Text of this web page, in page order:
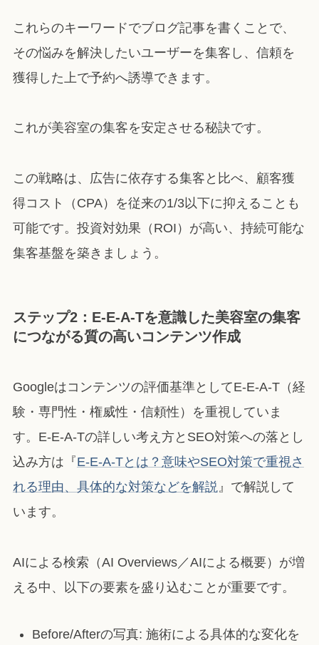
これらのキーワードでブログ記事を書くことで、
その悩みを解決したいユーザーを集客し、信頼を
獲得した上で予約へ誘導できます。
これが美容室の集客を安定させる秘訣です。
この戦略は、広告に依存する集客と比べ、顧客獲
得コスト（CPA）を従来の1/3以下に抑えることも
可能です。投資対効果（ROI）が高い、持続可能な
集客基盤を築きましょう。
ステップ2：E-E-A-Tを意識した美容室の集客
につながる質の高いコンテンツ作成
Googleはコンテンツの評価基準としてE-E-A-T（経
験・専門性・権威性・信頼性）を重視していま
す。E-E-A-Tの詳しい考え方とSEO対策への落とし
込み方は『E-E-A-Tとは？意味やSEO対策で重視さ
れる理由、具体的な対策などを解説 』で解説して
います。
AIによる検索（AI Overviews／AIによる概要）が増
える中、以下の要素を盛り込むことが重要です。
Before/Afterの写真: 施術による具体的な変化を